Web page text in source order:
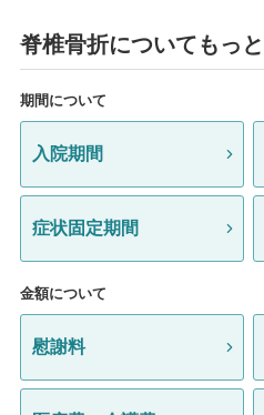
脊椎骨折についてもっ
期間について
入院期間
症状固定期間
金額について
慰謝料